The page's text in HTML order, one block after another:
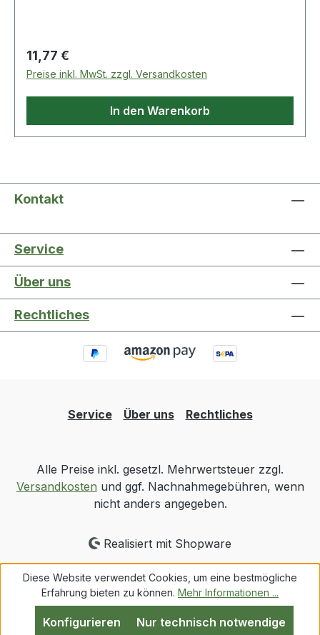
Regulärer Preis:
11,77 €
Preise inkl. MwSt. zzgl. Versandkosten
In den Warenkorb
Kontakt
Service
Über uns
Rechtliches
Service Über uns Rechtliches
Alle Preise inkl. gesetzl. Mehrwertsteuer zzgl.
Versandkosten und ggf. Nachnahmegebühren, wenn
nicht anders angegeben.
Realisiert mit Shopware
Diese Website verwendet Cookies, um eine bestmögliche
Erfahrung bieten zu können. Mehr Informationen ...
Nur technisch notwendige
Konfigurieren